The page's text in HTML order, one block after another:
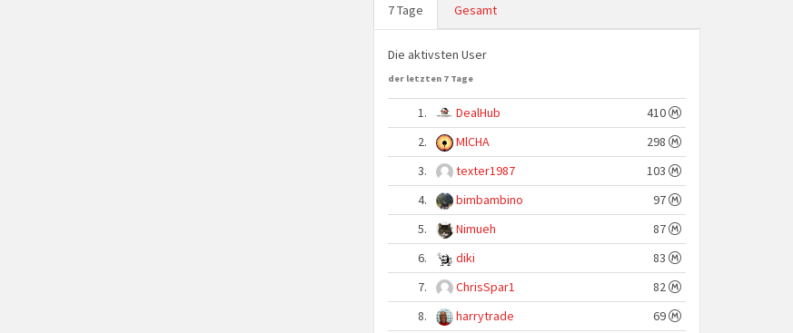
7 Tage Gesamt
Die aktivsten User
der letzten 7 Tage
1. DealHub
410
2.
MlCHA
298
3.
texter1987
103
4.
bimbambino
97
5.
Nimueh
87
6.
diki
83
7.
ChrisSpar1
82
8.
harrytrade 69